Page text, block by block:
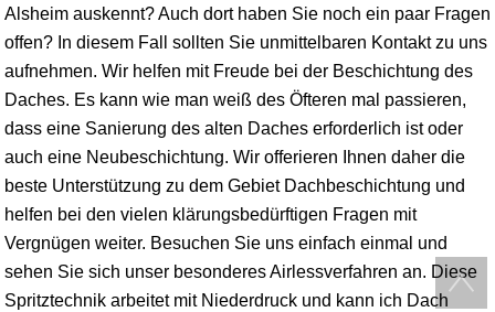
Alsheim auskennt? Auch dort haben Sie noch ein paar Fragen
offen? In diesem Fall sollten Sie unmittelbaren Kontakt zu uns
aufnehmen. Wir helfen mit Freude bei der Beschichtung des
Daches. Es kann wie man weiß des Öfteren mal passieren,
dass eine Sanierung des alten Daches erforderlich ist oder
auch eine Neubeschichtung. Wir offerieren Ihnen daher die
beste Unterstützung zu dem Gebiet Dachbeschichtung und
helfen bei den vielen klärungsbedürftigen Fragen mit
Vergnügen weiter. Besuchen Sie uns einfach einmal und
sehen Sie sich unser besonderes Airlessverfahren an. Diese
Spritztechnik arbeitet mit Niederdruck und kann ich Dach